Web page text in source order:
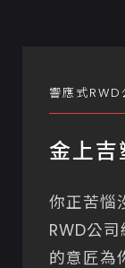
響應式
金上吉
你正苦惱
RWD公
的意匠為